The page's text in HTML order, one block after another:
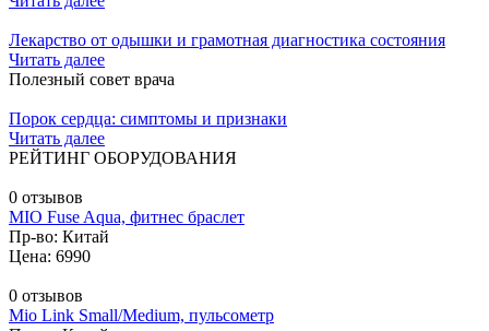
Лекарство от одышки и грамотная диагностика состояния
Читать далее
Полезный совет врача
Порок сердца: симптомы и признаки
Читать далее
РЕЙТИНГ ОБОРУДОВАНИЯ
0 отзывов
MIO Fuse Aqua, фитнес браслет
Пр-во: Китай
Цена: 6990
0 отзывов
Mio Link Small/Medium, пульсометр